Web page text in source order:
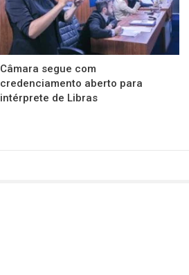
Câmara segue com
credenciamento aberto para
intérprete de Libras